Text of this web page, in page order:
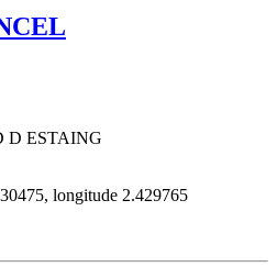
D ESTAING
longitude 2.429765